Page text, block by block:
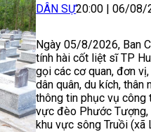
DÂN SỰ20:00 | 06/08/
Ngày 05/8/2026, Ban
tính hài cốt liệt sĩ TP
gọi các cơ quan, đơn
dân quân, du kích, thân
thông tin phục vụ
vực đèo Phước Tượng,
khu vực sông Truồi (xã